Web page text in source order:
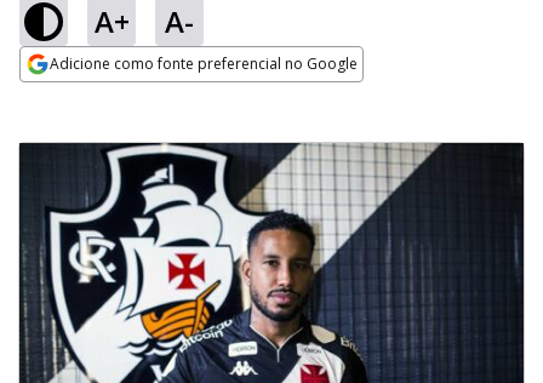
A+ A-
Adicione como fonte preferencial no Google